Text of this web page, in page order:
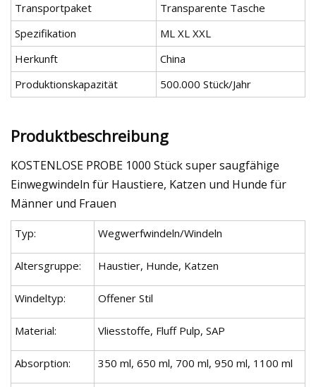
Transportpaket
Transparente Tasche
Spezifikation
ML XL XXL
Herkunft
China
Produktionskapazität
500.000 Stück/Jahr
Produktbeschreibung
KOSTENLOSE PROBE 1000 Stück super saugfähige
Einwegwindeln für Haustiere, Katzen und Hunde für
Männer und Frauen
Typ: Wegwerfwindeln/Windeln
Altersgruppe: Haustier, Hunde, Katzen
Windeltyp: Offener Stil
Material: Vliesstoffe, Fluff Pulp, SAP
Absorption: 350 ml, 650 ml, 700 ml, 950 ml, 1100 ml